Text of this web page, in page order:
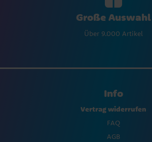
Große Auswahl
Über 9.000 Artikel
Info
Vertrag widerrufen
FAQ
AGB